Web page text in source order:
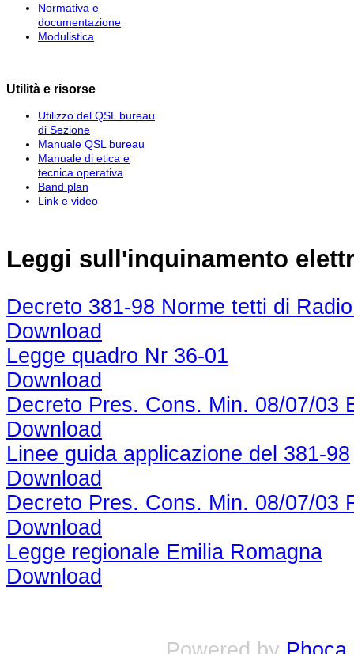
Normativa e
documentazione
Modulistica
Utilità e risorse
Utilizzo del QSL bureau
di Sezione
Manuale QSL bureau
Manuale di etica e
tecnica operativa
Band plan
Link e video
Leggi sull'inquinamento
Decreto 381-98 Norme tetti di
Download
Legge quadro Nr 36-01
Download
Decreto Pres. Cons. Min. 08/07/03
Download
Linee guida applicazione del 381-98
Download
Decreto Pres. Cons. Min. 08/07/03
Download
Legge regionale Emilia Romagna
Download